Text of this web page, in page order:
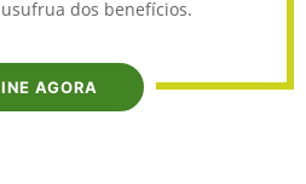
dos benefícios.
AGORA